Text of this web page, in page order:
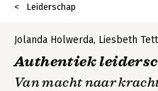
Leiderschap
Jolanda Holwerda, Liesbeth
Authentiek
Van macht naar